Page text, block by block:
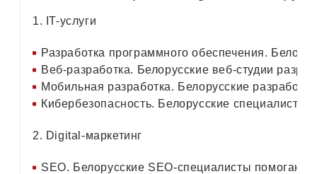
1. IT-услуги
Разработка программного обеспечения.
Веб-разработка. Белорусские веб-студии
Мобильная разработка. Белорусские
Кибербезопасность. Белорусские специалисты
2. Digital-маркетинг
SEO. Белорусские SEO-специалисты